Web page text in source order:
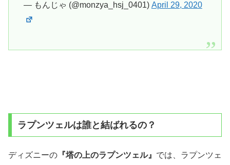
— もんじゃ (@monzya_hsj_0401) April 29, 2020
ラプンツェルは誰と結ばれるの？
ディズニーの 『塔の上のラプンツェル』 では、ラプンツェ